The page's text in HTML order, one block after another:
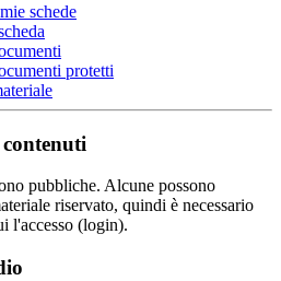
schede
protetti
pubbliche. Alcune possono
riservato, quindi è necessario
l'accesso (login).